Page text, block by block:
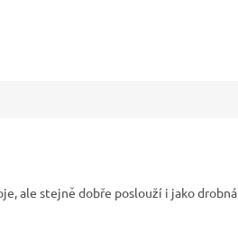
ale stejně dobře poslouží i jako drobná